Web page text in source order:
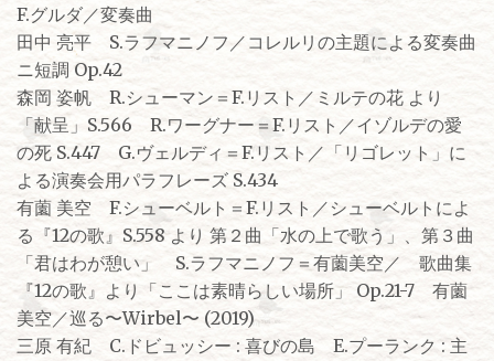
F.グルダ／変奏曲
田中 亮平 S.ラフマニノフ／コレルリの主題による変奏曲
ニ短調 Op.42
森岡 姿帆 R.シューマン＝F.リスト／ミルテの花 より
「献呈」S.566 R.ワーグナー＝F.リスト／イゾルデの愛
の死 S.447 G.ヴェルディ＝F.リスト／「リゴレット」に
よる演奏会用パラフレーズ S.434
有薗 美空 F.シューベルト＝F.リスト／シューベルトによ
る『12の歌』S.558 より 第２曲「水の上で歌う」、第３曲
「君はわが憩い」 S.ラフマニノフ＝有薗美空／ 歌曲集
『12の歌』より「ここは素晴らしい場所」 Op.21-7 有薗
美空／巡る〜Wirbel〜 (2019)
三原 有紀 C.ドビュッシー : 喜びの島 E.プーランク : 主